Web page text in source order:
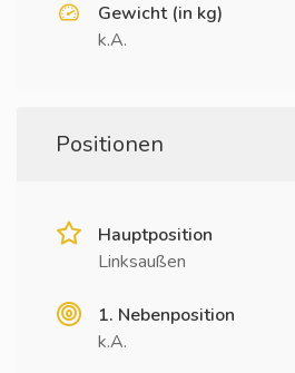
Gewicht (in kg)
k.A.
Positionen
Hauptposition
Linksaußen
1. Nebenposition
k.A.